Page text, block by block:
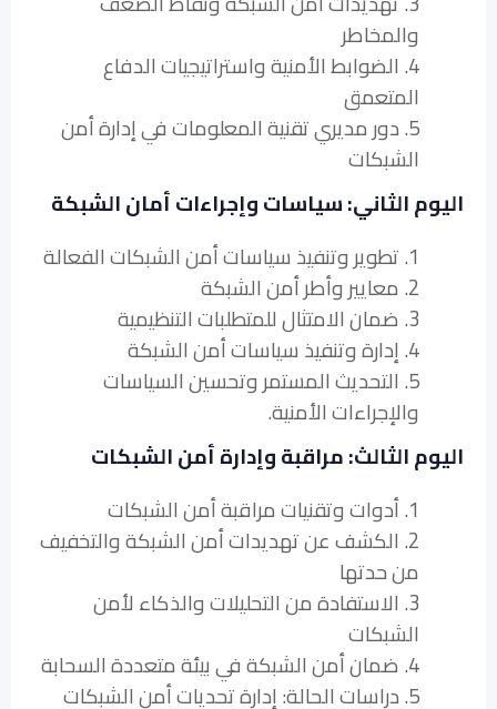
والمخاطر
4. الضوابط الأمنية واستراتيجيات الدفاع
المتعمق
5. دور مديري تقنية المعلومات في إدارة أمن
الشبكات
اليوم الثاني: سياسات وإجراءات أمان الشبكة
1. تطوير وتنفيذ سياسات أمن الشبكات الفعالة
2. معايير وأطر أمن الشبكة
3. ضمان الامتثال للمتطلبات التنظيمية
4. إدارة وتنفيذ سياسات أمن الشبكة
5. التحديث المستمر وتحسين السياسات
والإجراءات الأمنية.
اليوم الثالث: مراقبة وإدارة أمن الشبكات
1. أدوات وتقنيات مراقبة أمن الشبكات
2. الكشف عن تهديدات أمن الشبكة والتخفيف
من حدتها
3. الاستفادة من التحليلات والذكاء لأمن
الشبكات
4. ضمان أمن الشبكة في بيئة متعددة السحابة
5. دراسات الحالة: إدارة تحديات أمن الشبكات